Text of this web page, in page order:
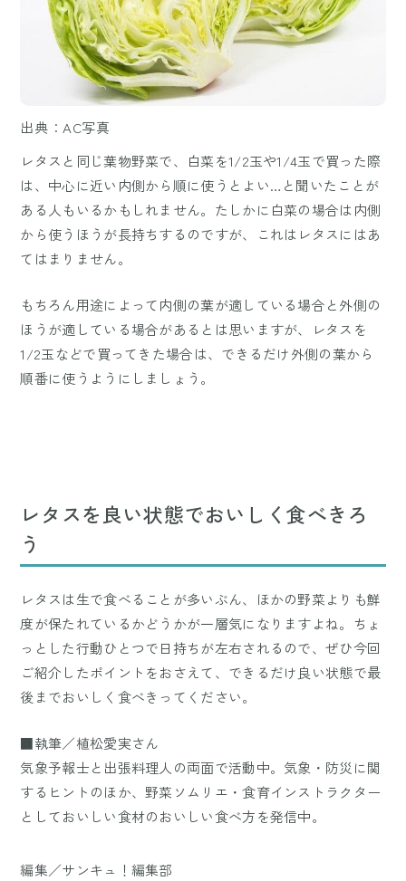
出典：AC写真
レタスと同じ葉物野菜で、白菜を1/2玉や1/4玉で買った際
は、中心に近い内側から順に使うとよい…と聞いたことが
ある人もいるかもしれません。たしかに白菜の場合は内側
から使うほうが長持ちするのですが、これはレタスにはあ
てはまりません。
もちろん用途によって内側の葉が適している場合と外側の
ほうが適している場合があるとは思いますが、レタスを
1/2玉などで買ってきた場合は、できるだけ外側の葉から
順番に使うようにしましょう。
レタスを良い状態でおいしく食べきろ
う
レタスは生で食べることが多いぶん、ほかの野菜よりも鮮
度が保たれているかどうかが一層気になりますよね。ちょ
っとした行動ひとつで日持ちが左右されるので、ぜひ今回
ご紹介したポイントをおさえて、できるだけ良い状態で最
後までおいしく食べきってください。
■執筆／植松愛実さん
気象予報士と出張料理人の両面で活動中。気象・防災に関
するヒントのほか、野菜ソムリエ・食育インストラクター
としておいしい食材のおいしい食べ方を発信中。
編集／サンキュ！編集部